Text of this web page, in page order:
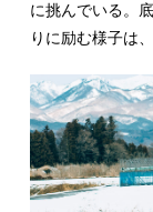
に挑んでいる。
りに励む様子は